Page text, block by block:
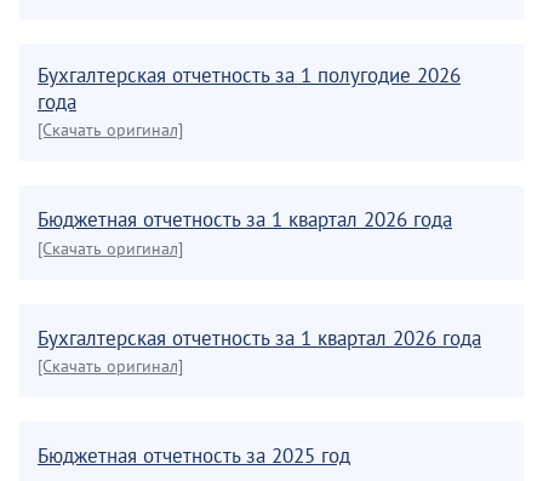
Бухгалтерская отчетность за 1 полугодие 2026
года
[Скачать оригинал]
Бюджетная отчетность за 1 квартал 2026 года
[Скачать оригинал]
Бухгалтерская отчетность за 1 квартал 2026 года
[Скачать оригинал]
Бюджетная отчетность за 2025 год